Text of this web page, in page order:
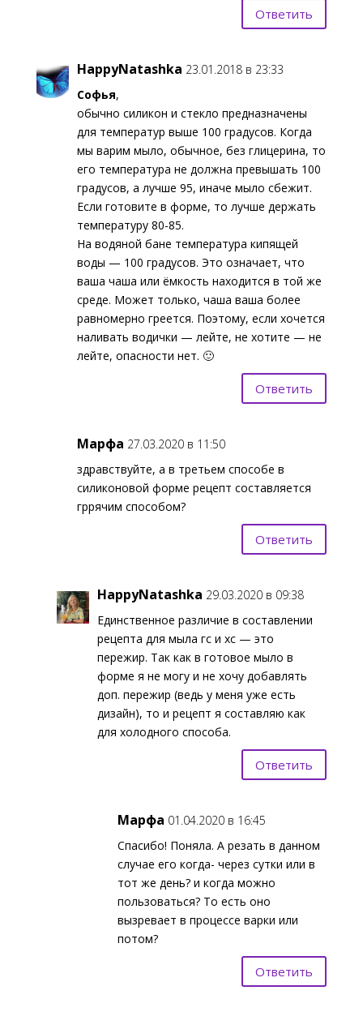
Ответить
HappyNatashka 23.01.2018 в 23:33
Софья,
обычно силикон и стекло предназначены
для температур выше 100 градусов. Когда
мы варим мыло, обычное, без глицерина, то
его температура не должна превышать 100
градусов, а лучше 95, иначе мыло сбежит.
Если готовите в форме, то лучше держать
температуру 80-85.
На водяной бане температура кипящей
воды — 100 градусов. Это означает, что
ваша чаша или ёмкость находится в той же
среде. Может только, чаша ваша более
равномерно греется. Поэтому, если хочется
наливать водички — лейте, не хотите — не
лейте, опасности нет. 🙂
Ответить
Марфа 27.03.2020 в 11:50
здравствуйте, а в третьем способе в
силиконовой форме рецепт составляется
гррячим способом?
Ответить
HappyNatashka 29.03.2020 в 09:38
Единственное различие в составлении
рецепта для мыла гс и хс — это
пережир. Так как в готовое мыло в
форме я не могу и не хочу добавлять
доп. пережир (ведь у меня уже есть
дизайн), то и рецепт я составляю как
для холодного способа.
Ответить
Марфа 01.04.2020 в 16:45
Спасибо! Поняла. А резать в данном
случае его когда- через сутки или в
тот же день? и когда можно
пользоваться? То есть оно
вызревает в процессе варки или
потом?
Ответить